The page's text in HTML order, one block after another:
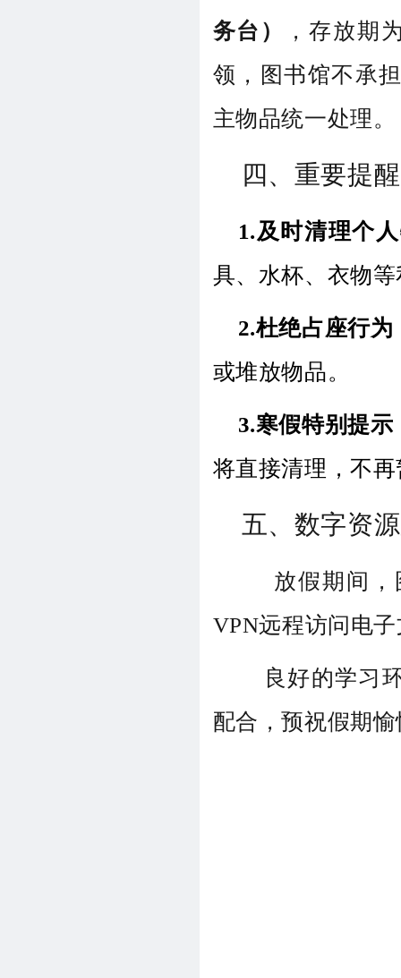
务台）
，存放期
领，图书馆不承
主物品统一处理。
四、重要提醒
1.及时清理个
具、水杯、衣物
2.杜绝占座行为
或堆放物品。
3.寒假特别提示
将直接清理，不
五、数字资
放假期间，
VPN远程访问电
良好的学习
配合，预祝假期